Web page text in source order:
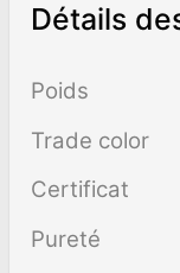
Détails
Poids
Trade color
Certificat
Pureté